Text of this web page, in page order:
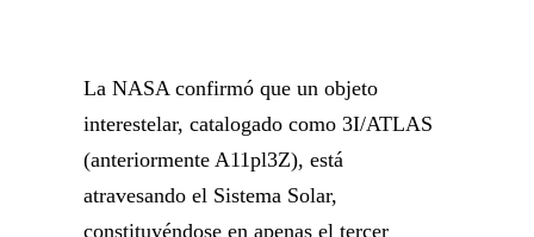
La NASA confirmó que un objeto
interestelar, catalogado como 3I/ATLAS
(anteriormente A11pl3Z), está
atravesando el Sistema Solar,
constituyéndose en apenas el tercer